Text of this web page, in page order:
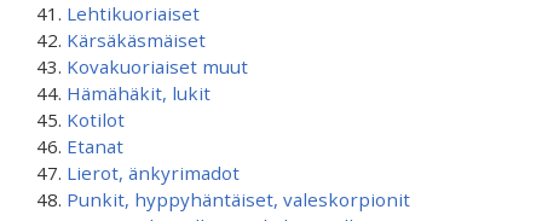
Lehtikuoriaiset
Kärsäkäsmäiset
Kovakuoriaiset muut
Hämähäkit, lukit
Kotilot
Etanat
Lierot, änkyrimadot
Punkit, hyppyhäntäiset, valeskorpionit